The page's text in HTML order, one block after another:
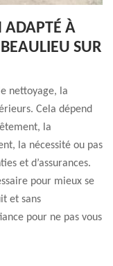
ADAPTÉ À
SUR
nettoyage, la
Cela dépend
la
la nécessité ou pas
et d’assurances.
pour mieux se
et sans
pour ne pas vous